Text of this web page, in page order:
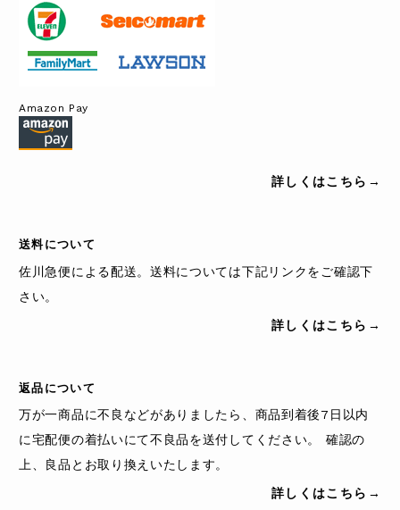
Amazon Pay
詳しくはこちら→
送料について
佐川急便による配送。送料については下記リンクをご確認下
さい。
詳しくはこちら→
返品について
万が一商品に不良などがありましたら、商品到着後7日以内
に宅配便の着払いにて不良品を送付してください。 確認の
上、良品とお取り換えいたします。
詳しくはこちら→